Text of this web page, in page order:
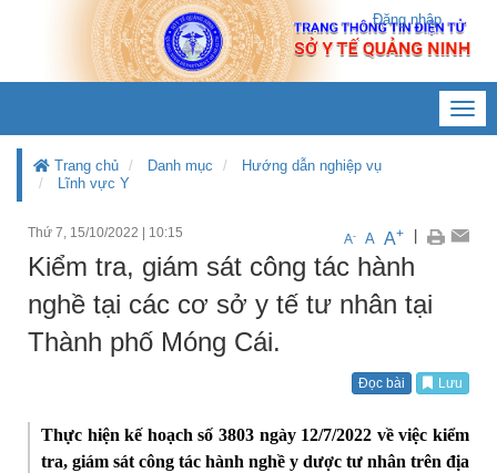
Đăng nhập
Trang chủ Danh mục
Hướng dẫn nghiệp vụ
Lĩnh vực Y
Thứ 7, 15/10/2022 10:15 A- A A+
Kiểm tra, giám sát công tác hành
nghề tại các cơ sở y tế tư nhân tại
Thành phố Móng Cái.
Đọc bài Lưu
Thực hiện kế hoạch số 3803 ngày 12/7/2022 về việc kiểm
tra, giám sát công tác hành nghề y dược tư nhân trên địa